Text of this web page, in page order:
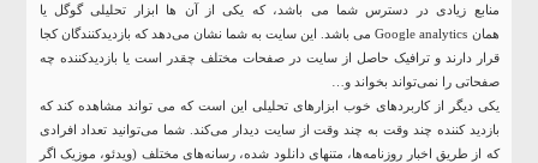
منابع زیادی در دسترس شما می باشد، که یکی از آن ها ابزار تحلیلی گوگل یا
همان Google analytics می باشد. این سایت به شما نشان می‏‌دهد که بازدیدکنندگان کجا
قرار دارند و ترافیک حاصل از سایت در صفحات مختلف چقدر است یا بازدیدکننده چه
صفحاتی را نمی‌‏تواند بخواند و…
یکی دیگر از کاربردهای خوب ابزارهای تحلیلی این است که می تواند مشاهده کند که
بازدید کننده چند وقت به چند وقت از سایت دیدار می‏‌کند. شما می‏‌توانید تعداد افرادی
که از طریق اخبار روزنامه‏‌ها، متن‏های دانلود شده، رسانه‏‌های مختلف (ویدئو، موزیک اگر